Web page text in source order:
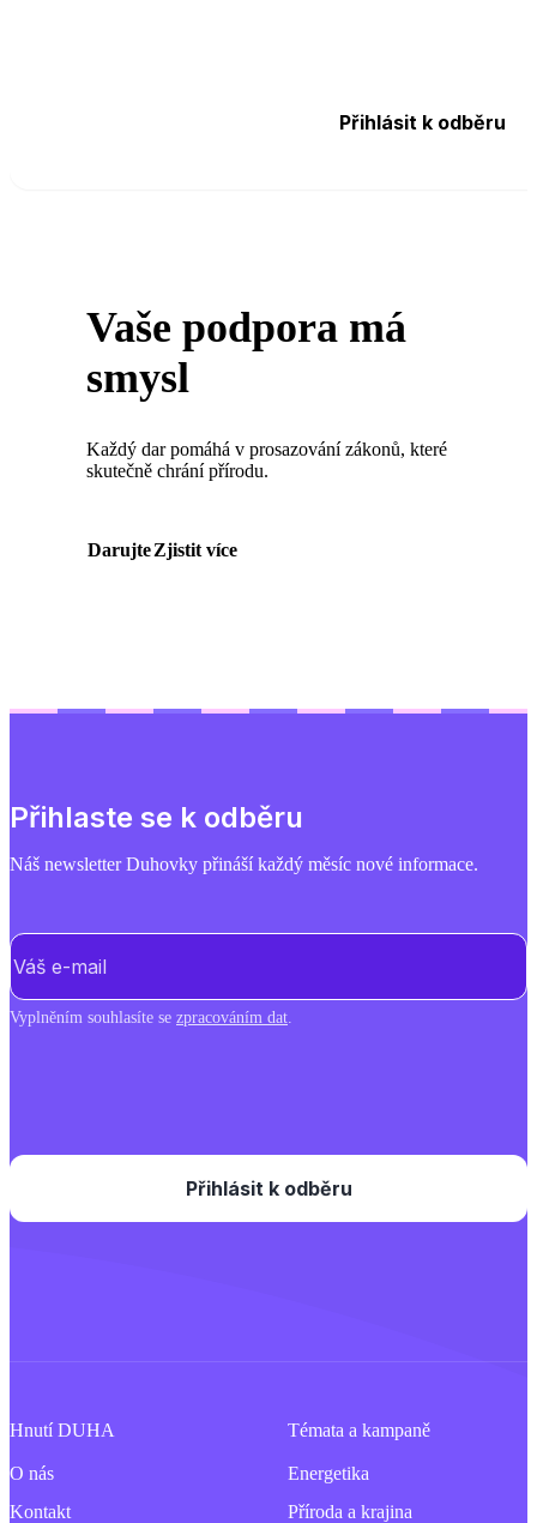
Vaše podpora má
smysl
Každý dar pomáhá v prosazování zákonů, které
skutečně chrání přírodu.
DarujteZjistit více
Přihlaste se k odběru
Náš newsletter Duhovky přináší každý měsíc nové informace.
E-mail
Vyplněním souhlasíte se zpracováním dat
Hnutí DUHA
O nás
Kontakt
Témata a kampaně
Energetika
Příroda a krajina